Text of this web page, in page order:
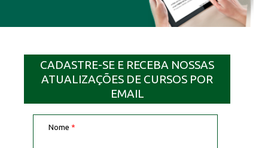
CADASTRE-SE E RECEBA NOSSAS
ATUALIZAÇÕES DE CURSOS POR
EMAIL
Nome *